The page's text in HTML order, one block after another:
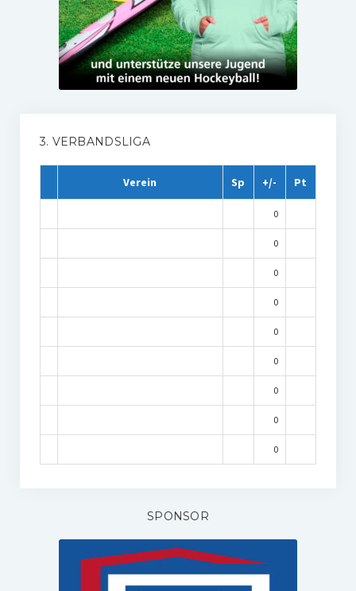
3. VERBANDSLIGA
Verein Sp +/- Pt
0
0
0
0
0
0
0
0
0
SPONSOR